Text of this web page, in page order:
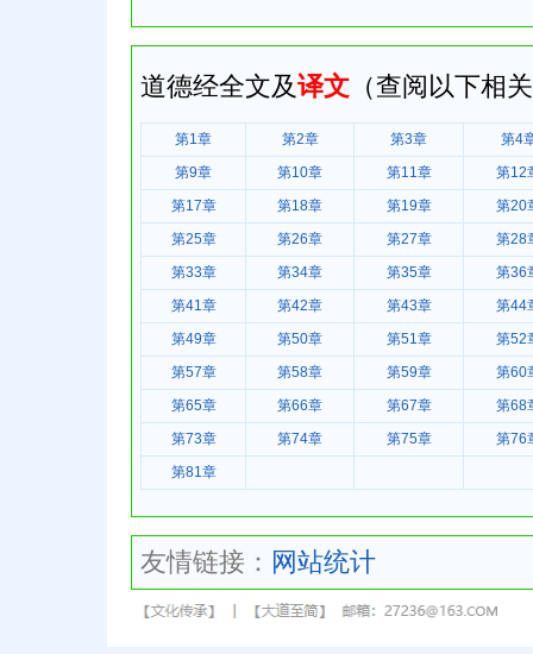
道德经全文及译文 （查阅以下相
第1章 第2章 第3章
第4
第9章
第10章 第11章
第12
第17章
第18章 第19章
第20
第25章
第26章 第27章
第28
第33章
第34章 第35章
第36
第41章
第42章 第43章
第44
第49章
第50章 第51章
第52
第57章
第58章 第59章
第60
第65章
第66章 第67章
第68
第73章
第74章 第75章
第76
第81章
友情链接： 网站统计